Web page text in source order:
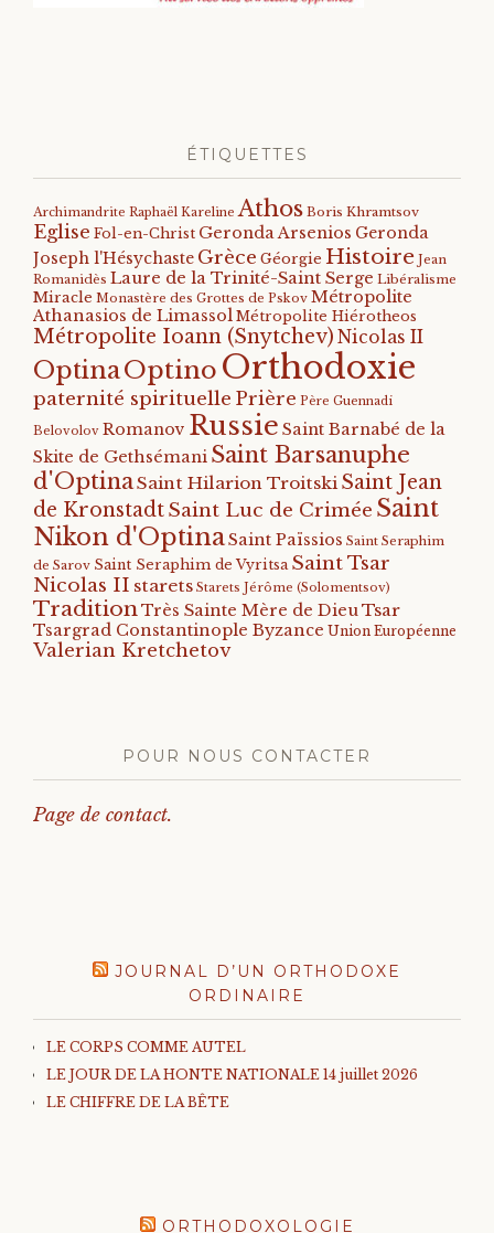
ÉTIQUETTES
Archimandrite Raphaël Kareline Athos Boris Khramtsov
Eglise Fol-en-Christ Geronda Arsenios Geronda
Joseph l'Hésychaste Grèce Géorgie Histoire Jean
Romanidès Laure de la Trinité-Saint Serge Libéralisme
Miracle Monastère des Grottes de Pskov Métropolite
Athanasios de Limassol Métropolite Hiérotheos
Métropolite Ioann (Snytchev) Nicolas II
OptinaOptino Orthodoxie
paternité spirituelle Prière Père Guennadi
Belovolov Romanov Russie Saint Barnabé de la
Skite de Gethsémani Saint Barsanuphe
d'Optina Saint Hilarion Troitski Saint Jean
de KronstadtSaint Luc de Crimée Saint
Nikon d'OptinaSaint Païssios Saint Seraphim
de Sarov Saint Seraphim de Vyritsa Saint Tsar
Nicolas II starets Starets Jérôme (Solomentsov)
Tradition Très Sainte Mère de DieuTsar
Tsargrad Constantinople Byzance Union Européenne
Valerian Kretchetov
POUR NOUS CONTACTER
Page de contact.
JOURNAL D’UN ORTHODOXE
ORDINAIRE
LE CORPS COMME AUTEL
LE JOUR DE LA HONTE NATIONALE 14 juillet 2026
LE CHIFFRE DE LA BÊTE
ORTHODOXOLOGIE